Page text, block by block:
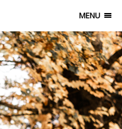
MENU